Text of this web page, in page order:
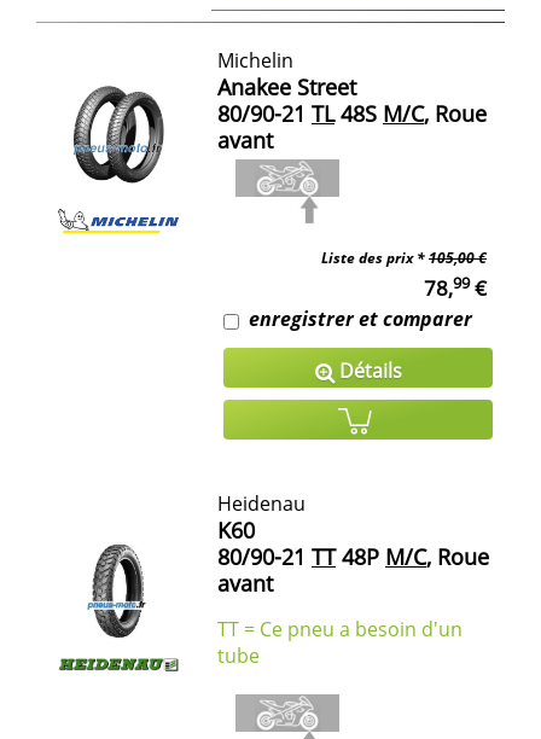
Michelin
Anakee Street
80/90-21 TL48S M/C, Roue
avant
Liste des prix *105,00 €
78,99€
enregistrer et comparer
Détails
Heidenau
K60
80/90-21 TT48P M/C, Roue
avant
TT = Ce pneu a besoin d'un
tube